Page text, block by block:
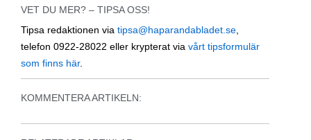
VET DU MER? – TIPSA OSS!
Tipsa redaktionen via tipsa@haparandabladet.se
telefon 0922-28022 eller krypterat via vårt tipsformulär
som finns här.
KOMMENTERA ARTIKELN: